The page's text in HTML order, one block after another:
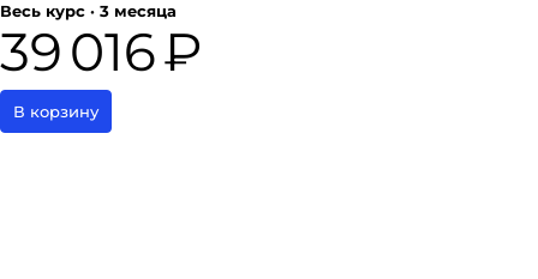
Весь курс · 3 месяца
39 016 ₽
В корзину